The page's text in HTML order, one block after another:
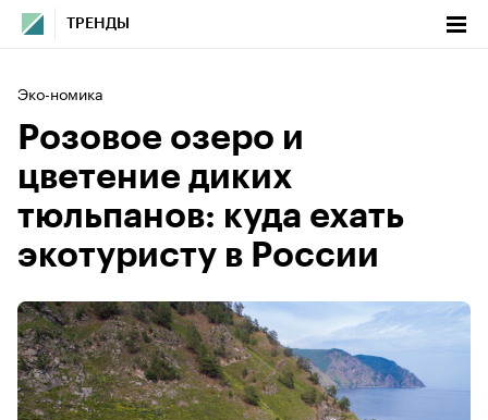
ТРЕНДЫ
Эко-номика
Розовое озеро и
цветение диких
тюльпанов: куда ехать
экотуристу в России